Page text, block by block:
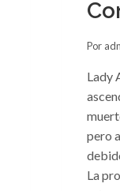
Por
Lady
pero
La